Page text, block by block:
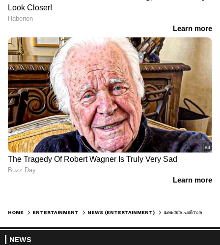
HOME ENTERTAINMENT NEWS (ENTERTAINMENT) ക്ഷേത്ര പരിസരത്ത് ചെരുപ്പിട്ട് കയറിയ സംഭവം; ഖേദം പ്രകടിപ്പിച്ച് വിഘ്‌നേഷും നയന്‍താരയും
NEWS